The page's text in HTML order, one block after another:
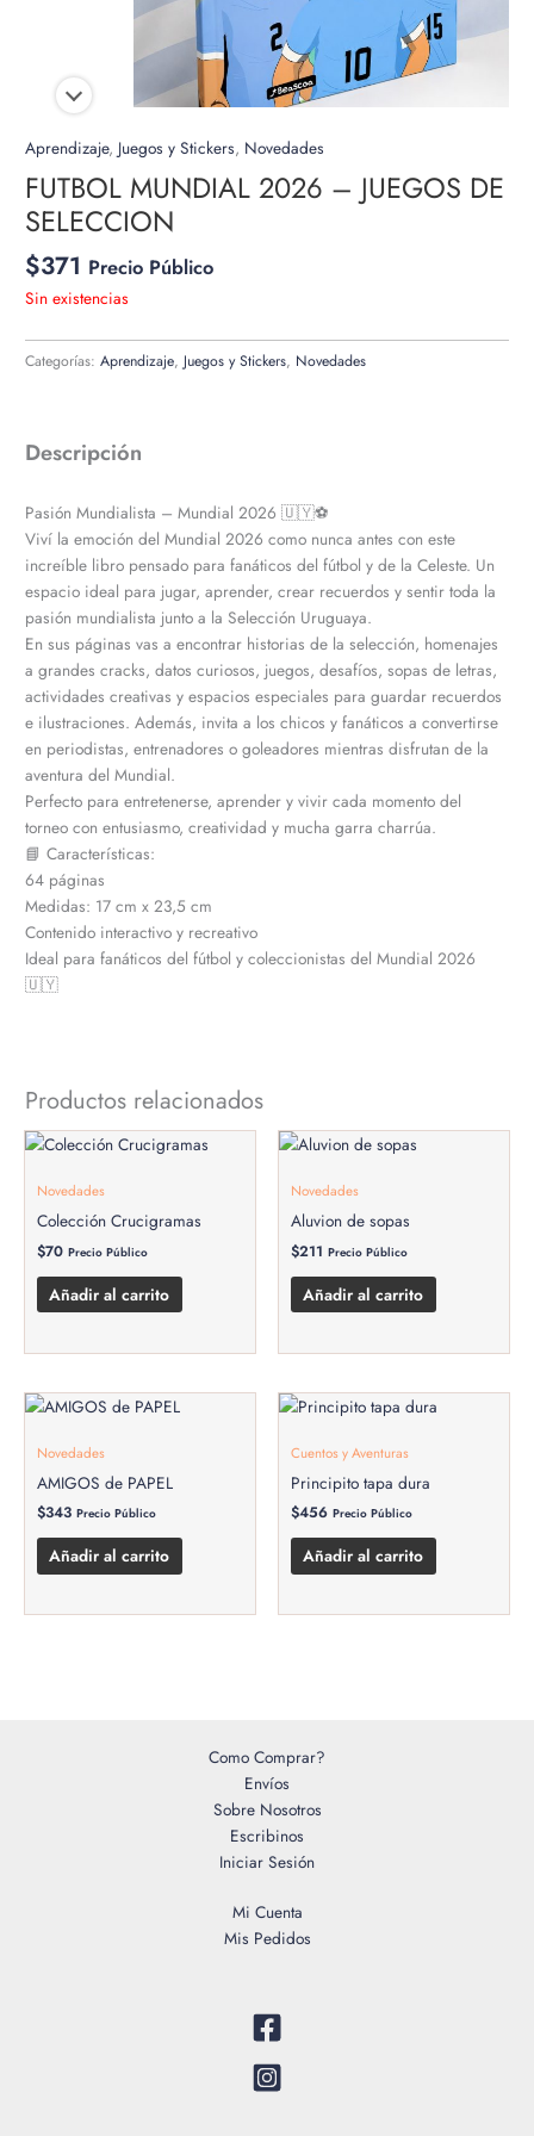
Aprendizaje, Juegos y Stickers, Novedades
FUTBOL MUNDIAL 2026 – JUEGOS DE
SELECCION
$371 Precio Público
Sin existencias
Categorías:Aprendizaje, Juegos y Stickers, Novedades
Descripción
Pasión Mundialista – Mundial 2026 🇺🇾⚽
Viví la emoción del Mundial 2026 como nunca antes con este
increíble libro pensado para fanáticos del fútbol y de la Celeste. Un
espacio ideal para jugar, aprender, crear recuerdos y sentir toda la
pasión mundialista junto a la Selección Uruguaya.
En sus páginas vas a encontrar historias de la selección, homenajes
a grandes cracks, datos curiosos, juegos, desafíos, sopas de letras,
actividades creativas y espacios especiales para guardar recuerdos
e ilustraciones. Además, invita a los chicos y fanáticos a convertirse
en periodistas, entrenadores o goleadores mientras disfrutan de la
aventura del Mundial.
Perfecto para entretenerse, aprender y vivir cada momento del
torneo con entusiasmo, creatividad y mucha garra charrúa.
📘 Características:
64 páginas
Medidas: 17 cm x 23,5 cm
Contenido interactivo y recreativo
Ideal para fanáticos del fútbol y coleccionistas del Mundial 2026
🇺🇾
Productos relacionados
Novedades
Colección Crucigramas
$70 Precio Público
Añadir al carrito
Novedades
Aluvion de sopas
$211 Precio Público
Añadir al carrito
Novedades
AMIGOS de PAPEL
$343 Precio Público
Añadir al carrito
Cuentos y Aventuras
Principito tapa dura
$456 Precio Público
Añadir al carrito
Como Comprar?
Envíos
Sobre Nosotros
Escribinos
Iniciar Sesión
Mi Cuenta
Mis Pedidos